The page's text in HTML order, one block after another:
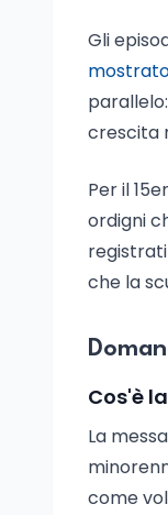
Gli
crescita
Per il
ordigni
che la
Cos'è
La
come